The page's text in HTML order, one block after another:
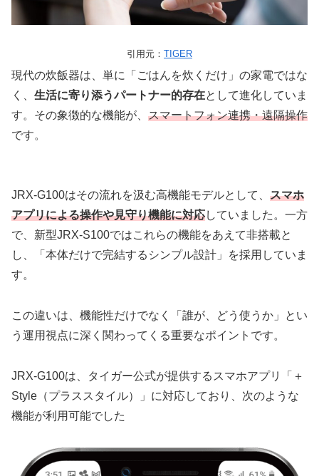
引用元： TIGER
現代の炊飯器は、単に「ごはんを炊くだけ」の家電ではな
く、 生活に寄り添うパートナー的存在として進化していま
す。その象徴的な機能が、 スマートフォン連携・遠隔操作
です。
JRX-G100はその流れを汲む高機能モデルとして、 スマホ
アプリによる操作や見守り機能に対応していました。一方
で、新型JRX-S100ではこれらの機能をあえて非搭載と
し、「本体だけで完結するシンプル設計」を採用していま
す。
この違いは、機能性だけでなく「誰が、どう使うか」とい
う運用視点に深く関わってくる重要なポイントです。
JRX-G100は、タイガー公式が提供するスマホアプリ「＋
Style（プラススタイル）」に対応しており、次のような
機能が利用可能でした